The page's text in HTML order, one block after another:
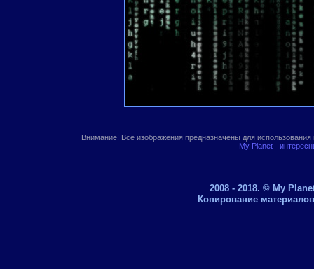
Внимание! Все изображения предназначены для
My Planet -
2008 - 2018. © My
Копирование